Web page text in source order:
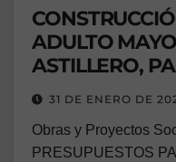
ADULTO
ASTILLERO,
ATAHUALPA.
31 DE ENERO DE
Obras y Proyectos
PRESUPUESTOS